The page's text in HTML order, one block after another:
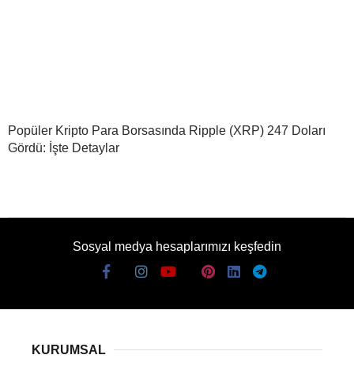
Popüler Kripto Para Borsasında Ripple (XRP) 247 Doları
Gördü: İşte Detaylar
Sosyal medya hesaplarımızı keşfedin
KURUMSAL